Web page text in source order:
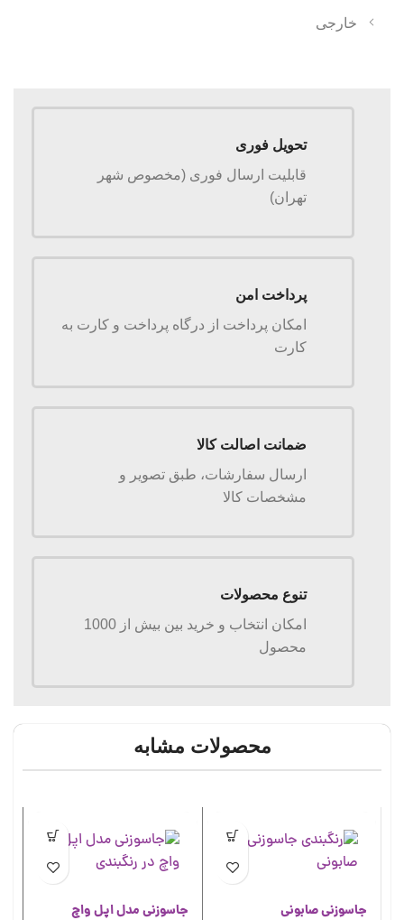
خارجی
تحویل فوری
قابلیت ارسال فوری (مخصوص شهر
تهران)
پرداخت امن
امکان پرداخت از درگاه پرداخت و کارت به
کارت
ضمانت اصالت کالا
ارسال سفارشات، طبق تصویر و
مشخصات کالا
تنوع محصولات
امکان انتخاب و خرید بین بیش از 1000
محصول
محصولات مشابه
جاسوزنی صابونی جاسوزنی مدل اپل واچ